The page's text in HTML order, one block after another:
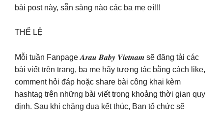
bài post này, sẵn sàng nào các ba mẹ ơi!!!
THỂ LỆ
Mỗi tuần Fanpage 𝑨𝒓𝒂𝒖 𝑩𝒂𝒃𝒚 𝑽𝒊𝒆𝒕𝒏𝒂𝒎 sẽ đăng tải các
bài viết trên trang, ba mẹ hãy tương tác bằng cách like,
comment hỏi đáp hoặc share bài công khai kèm
hashtag trên những bài viết trong khoảng thời gian quy
định. Sau khi chặng đua kết thúc, Ban tổ chức sẽ